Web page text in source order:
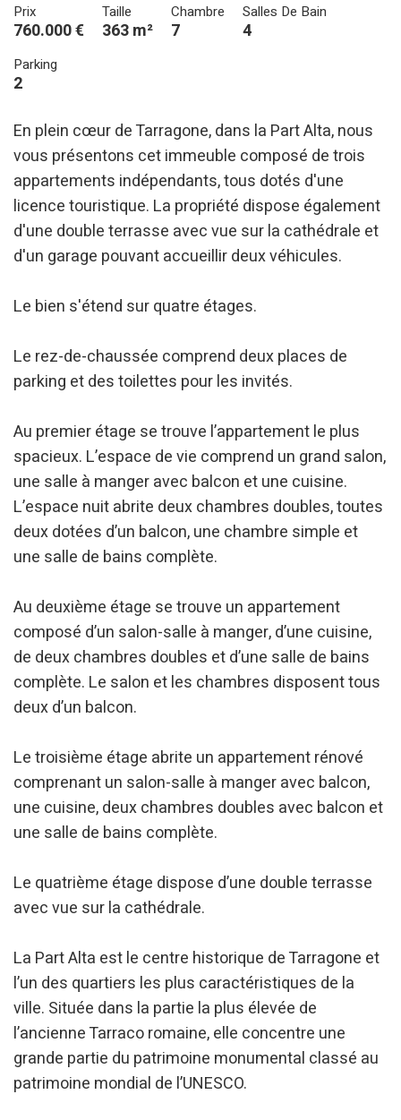
Prix
760.000 €
Taille
363 m²
Chambre
7
Salles De Bain
4
Parking
2
En plein cœur de Tarragone, dans la Part Alta, nous
vous présentons cet immeuble composé de trois
appartements indépendants, tous dotés d'une
licence touristique. La propriété dispose également
d'une double terrasse avec vue sur la cathédrale et
d'un garage pouvant accueillir deux véhicules.
Le bien s'étend sur quatre étages.
Le rez-de-chaussée comprend deux places de
parking et des toilettes pour les invités.
Au premier étage se trouve l’appartement le plus
spacieux. L’espace de vie comprend un grand salon,
une salle à manger avec balcon et une cuisine.
L’espace nuit abrite deux chambres doubles, toutes
deux dotées d’un balcon, une chambre simple et
une salle de bains complète.
Au deuxième étage se trouve un appartement
composé d’un salon-salle à manger, d’une cuisine,
de deux chambres doubles et d’une salle de bains
complète. Le salon et les chambres disposent tous
deux d’un balcon.
Le troisième étage abrite un appartement rénové
comprenant un salon-salle à manger avec balcon,
une cuisine, deux chambres doubles avec balcon et
une salle de bains complète.
Le quatrième étage dispose d’une double terrasse
avec vue sur la cathédrale.
La Part Alta est le centre historique de Tarragone et
l’un des quartiers les plus caractéristiques de la
ville. Située dans la partie la plus élevée de
l’ancienne Tarraco romaine, elle concentre une
grande partie du patrimoine monumental classé au
patrimoine mondial de l’UNESCO.
Technique et Fonctionnel
Toujours actif
Ce site Web utilise ses propres cookies pour collecter des
informations afin d'améliorer nos services. Si vous
continuez à naviguer, vous acceptez leur installation.
disque dur, même s'il doit garder à l'esprit qu'une telle
site.
Analyse et Personnalisation
Ils permettent le suivi et l'analyse du comportement des
utilisateurs de ce site. Les informations collectées via ce
type de cookies sont utilisées pour mesurer l'activité du
Web pour l'élaboration des profils de navigation des
utilisateurs afin d'introduire des améliorations basées sur
l'analyse des données d'utilisation effectuée par les
utilisateurs du service. . Ils nous permettent de
sauvegarder les informations de préférence de l'utilisateur